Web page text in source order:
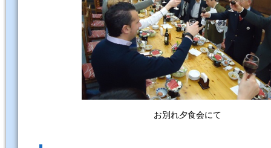
お別れ夕食会にて